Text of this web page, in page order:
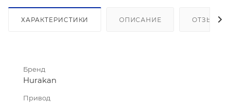
ХАРАКТЕРИСТИКИ ОПИСАНИЕ ОТЗЫВЫ
Бренд
Hurakan
Привод